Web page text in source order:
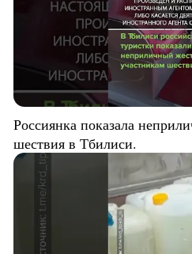
Россиянка показала
шествия в Тбилиси.